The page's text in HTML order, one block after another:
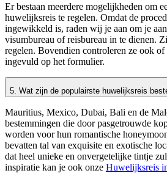
Er bestaan meerdere mogelijkheden om
huwelijksreis te regelen. Omdat de
ingewikkeld is, raden wij je aan om je
visumbureau of reisbureau in te dienen.
regelen. Bovendien controleren ze ook
ingevuld op het formulier.
5. Wat zijn de populairste huwelijksreis
Mauritius, Mexico, Dubai, Bali en de
bestemmingen die door pasgetrouwde
worden voor hun romantische
bevatten tal van exquisite en exotische
dat heel unieke en onvergetelijke tintje
inspiratie kan je ook onze Huwelijksreis